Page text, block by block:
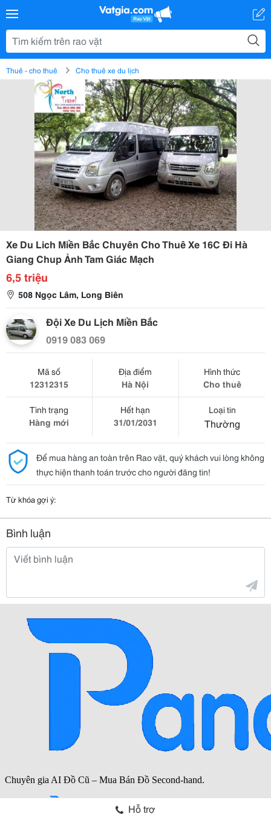
Thuê - cho thuê Cho thuê xe du lịch
Xe Du Lich Miền Bắc Chuyên Cho Thuê Xe 16C Đi Hà
Giang Chup Ảnh Tam Giác Mạch
6,5 triệu
508 Ngọc Lâm, Long Biên
Đội Xe Du Lịch Miền Bắc
0919 083 069
Mã số
12312315
Địa điểm
Hà Nội
Hình thức
Cho thuê
Tình trạng
Hàng mới
Hết hạn
31/01/2031
Loại tin
Thường
Để mua hàng an toàn trên Rao vặt, quý khách vui lòng không
thực hiện thanh toán trước cho người đăng tin!
Từ khóa gợi ý:
Bình luận
Hỗ trợ